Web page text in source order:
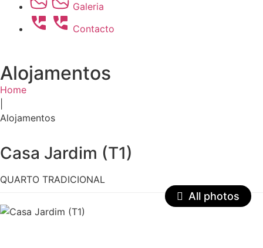
Galeria
Contacto
Bem-vindo(a)
Alojamentos
Home
Alojamentos
Casa Jardim (T1)
QUARTO TRADICIONAL
All photos